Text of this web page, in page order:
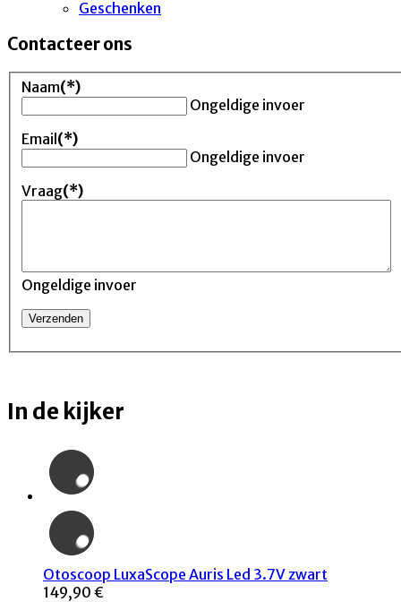
Geschenken
Contacteer ons
Naam(*)
Ongeldige invoer
Email (*)
Ongeldige invoer
Vraag(*)
Ongeldige invoer
In de kijker
Otoscoop LuxaScope Auris Led 3.7V zwart
149,90 €